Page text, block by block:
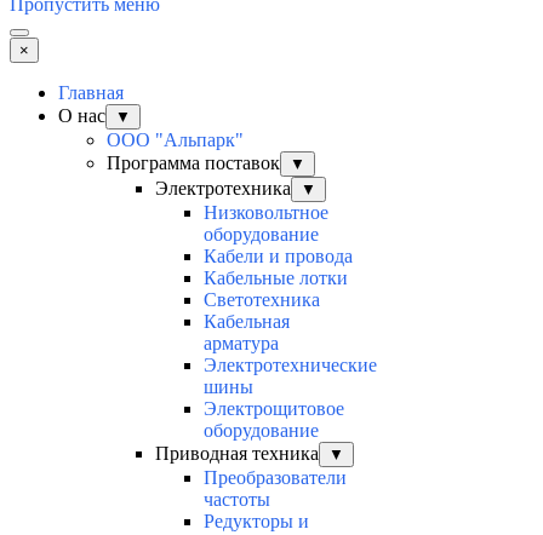
Пропустить меню
×
Главная
О нас
▼
ООО "Альпарк"
Программа поставок
▼
Электротехника ▼
Низковольтное
оборудование
Кабели и провода
Кабельные лотки
Светотехника
Кабельная
арматура
Электротехнические
шины
Электрощитовое
оборудование
Приводная техника
▼
Преобразователи
частоты
Редукторы и